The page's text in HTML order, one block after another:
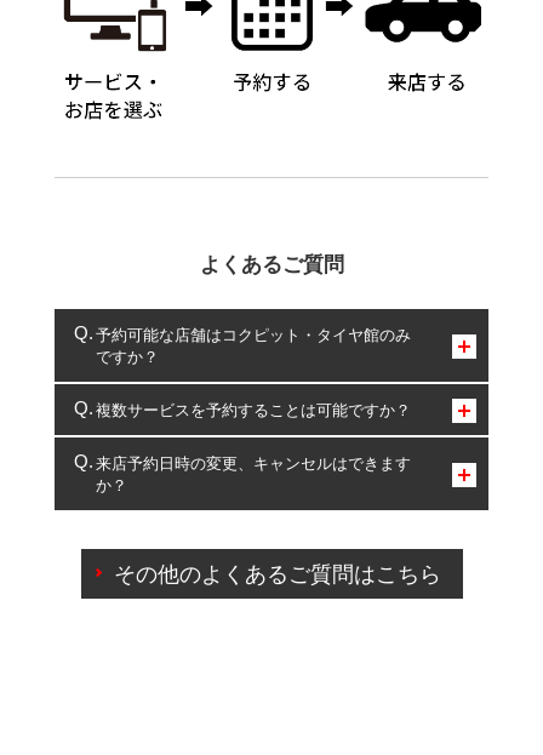
よくあるご質問
予約可能な店舗はコクピット・タイヤ館のみ
ですか？
コクピット・タイヤ館のみとなります。
複数サービスを予約することは可能ですか？
複数サービスのご予約は可能です。
一部の商品・サービスの組み合わせに限り、同時にご予約が
出来ないものもございます。
来店予約日時の変更、キャンセルはできます
か？
ご来店予約日の3営業日前を過ぎている場合のご予約
の日時変更につきましては、直接ご予約の店舗まで
その他のよくあるご質問はこちら